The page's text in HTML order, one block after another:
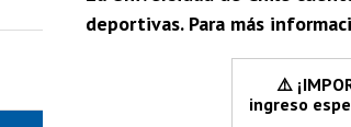
deportivas. Para más
⚠️
ingreso